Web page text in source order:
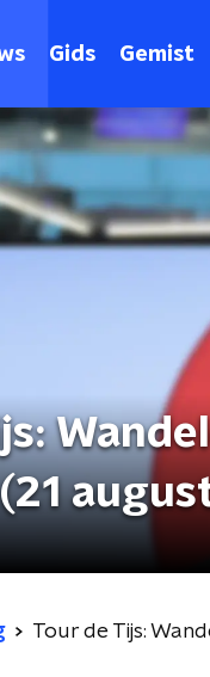
Gids Gemist
Tour de Tijs: